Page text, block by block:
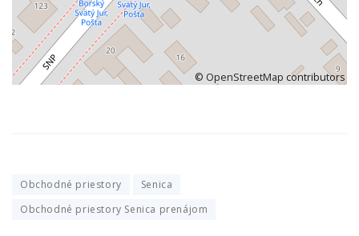
© OpenStreetMap contributors
Obchodné priestory
Senica
Obchodné priestory Senica prenájom